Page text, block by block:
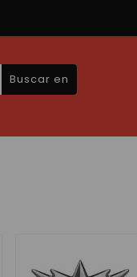
Buscar en